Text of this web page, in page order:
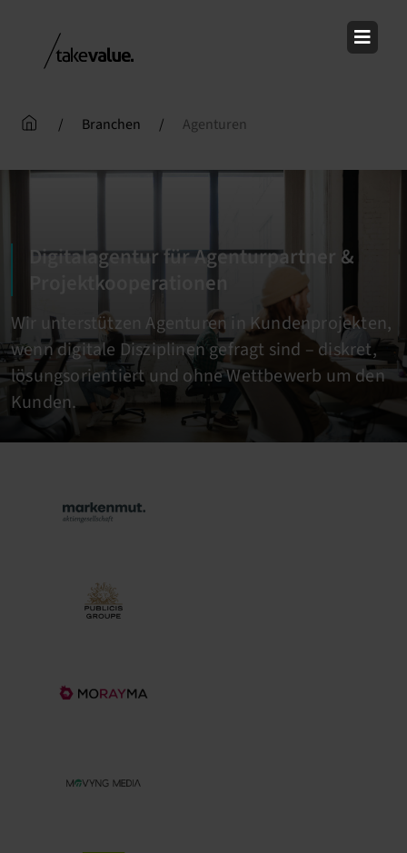
content
/ Branchen / Agenturen
Digitalagentur für Agenturpartner &
Projektkooperationen
Wir unterstützen Agenturen in Kundenprojekten,
wenn digitale Disziplinen gefragt sind – diskret,
lösungsorientiert und ohne Wettbewerb um den
Kunden.